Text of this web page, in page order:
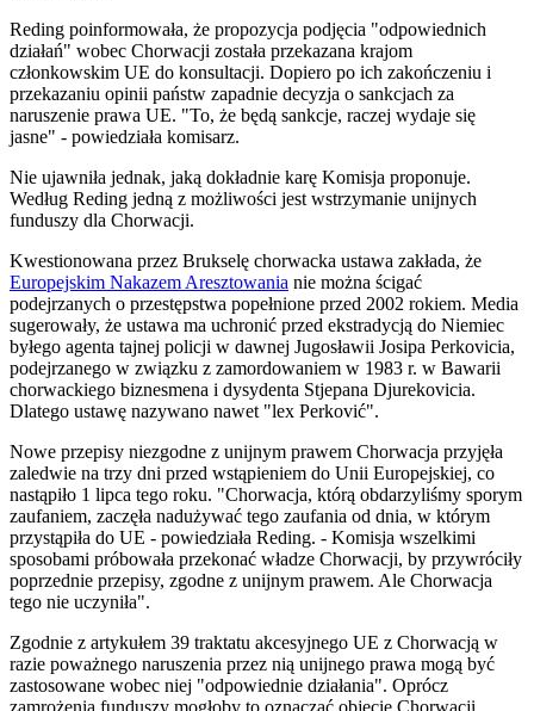
Reding poinformowała, że propozycja podjęcia "odpowiednich
działań" wobec Chorwacji została przekazana krajom
członkowskim UE do konsultacji. Dopiero po ich zakończeniu i
przekazaniu opinii państw zapadnie decyzja o sankcjach za
naruszenie prawa UE. "To, że będą sankcje, raczej wydaje się
jasne" - powiedziała komisarz.
Nie ujawniła jednak, jaką dokładnie karę Komisja proponuje.
Według Reding jedną z możliwości jest wstrzymanie unijnych
funduszy dla Chorwacji.
Kwestionowana przez Brukselę chorwacka ustawa zakłada, że
Europejskim Nakazem Aresztowania nie można ścigać
podejrzanych o przestępstwa popełnione przed 2002 rokiem. Media
sugerowały, że ustawa ma uchronić przed ekstradycją do Niemiec
byłego agenta tajnej policji w dawnej Jugosławii Josipa Perkovicia,
podejrzanego w związku z zamordowaniem w 1983 r. w Bawarii
chorwackiego biznesmena i dysydenta Stjepana Djurekovicia.
Dlatego ustawę nazywano nawet "lex Perković".
Nowe przepisy niezgodne z unijnym prawem Chorwacja przyjęła
zaledwie na trzy dni przed wstąpieniem do Unii Europejskiej, co
nastąpiło 1 lipca tego roku. "Chorwacja, którą obdarzyliśmy sporym
zaufaniem, zaczęła nadużywać tego zaufania od dnia, w którym
przystąpiła do UE - powiedziała Reding. - Komisja wszelkimi
sposobami próbowała przekonać władze Chorwacji, by przywróciły
poprzednie przepisy, zgodne z unijnym prawem. Ale Chorwacja
tego nie uczyniła".
Zgodnie z artykułem 39 traktatu akcesyjnego UE z Chorwacją w
razie poważnego naruszenia przez nią unijnego prawa mogą być
zastosowane wobec niej "odpowiednie działania". Oprócz
zamrożenia funduszy mogłoby to oznaczać objęcie Chorwacji